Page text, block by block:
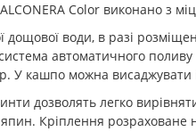
Color виконано з
дощової води, в разі
автоматичного
У кашпо можна висаджувати і
дозволять легко
Кріплення розраховане